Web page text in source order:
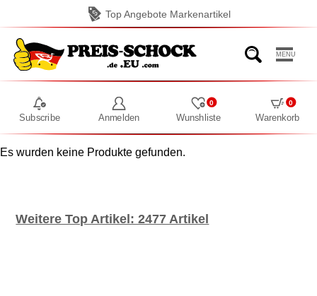
Top Angebote Markenartikel
MENU
Subscribe Anmelden Wunshliste
0
Warenkorb
0
Es wurden keine Produkte gefunden.
Weitere Top Artikel: 2477 Artikel